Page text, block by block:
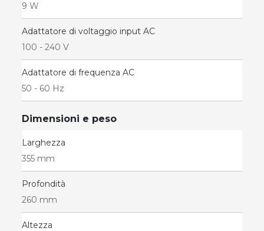
9 W
Adattatore di voltaggio input AC
100 - 240 V
Adattatore di frequenza AC
50 - 60 Hz
Dimensioni e peso
Larghezza
355 mm
Profondità
260 mm
Altezza